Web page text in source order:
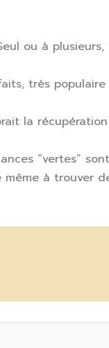
ou à plusieurs,
très
la
“vertes”
à trouver